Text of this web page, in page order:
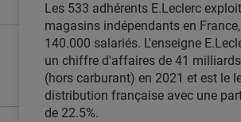
Les 533 adhérents E.Leclerc
magasins indépendants en
140.000 salariés. L'enseigne
un chiffre d'affaires de 41
(hors carburant) en 2021 et est le
distribution française avec une
de 22.5%.